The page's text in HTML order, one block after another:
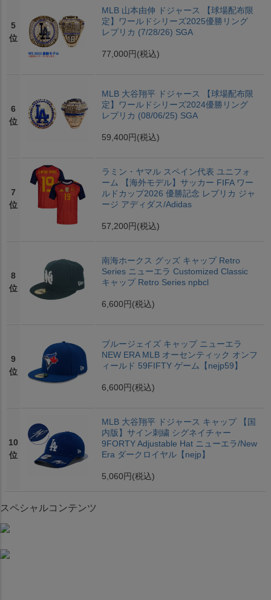
5
位
MLB 山本由伸 ドジャース 【球場配布限
定】ワールドシリーズ2025優勝リング
レプリカ (7/28/26) SGA
77,000円 (税込)
6
位
MLB 大谷翔平 ドジャース 【球場配布限
定】ワールドシリーズ2024優勝リング
レプリカ (08/06/25) SGA
59,400円 (税込)
7
位
ラミン・ヤマル スペイン代表 ユニフォ
ーム 【海外モデル】サッカー FIFA ワー
ルドカップ2026 優勝記念 レプリカ ジャ
ージ アディダス/Adidas
57,200円 (税込)
8
位
南海ホークス グッズ キャップ Retro
Series ニューエラ Customized Classic
キャップ Retro Series npbcl
6,600円 (税込)
9
位
ブルージェイズ キャップ ニューエラ
NEW ERA MLB オーセンティック オンフ
ィールド 59FIFTY ゲーム【nejp59】
6,600円 (税込)
10
位
MLB 大谷翔平 ドジャース キャップ 【国
内版】サイン刺繍 シグネイチャー
9FORTY Adjustable Hat ニューエラ/New
Era ダークロイヤル【nejp】
5,060円 (税込)
スペシャルコンテンツ